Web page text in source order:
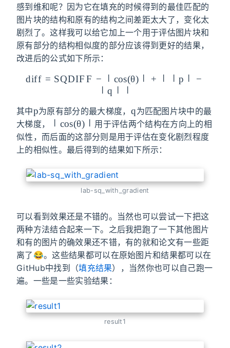
感到维和呢？因为它在填充的时候得到的最佳匹配的
图片块的结构和原有的结构之间差距太大了，变化太
剧烈了。这样我可以给它加上一个用于评估图片块和
原有部分的结构相似度的部分应该得到更好的结果，
改进后的公式如下所示：
diff=SQDIFF-
|cos(\theta)|+||p|-
diff = SQDIF F − ∣ cos(θ) ∣ + ∣ ∣p ∣
−
∣ q ∣ ∣
其中p
p为原有部分的最大梯度， q
q为匹配图片块中的最
大梯度，
|cos(\theta)|
∣ cos(θ) ∣ 用于评估两个结构在方向上的相
似性，而后面的这部分则是用于评估在变化剧烈程度
上的相似性。最后得到的结果如下所示：
lab-sq_with_gradient
可以看到效果还是不错的。当然也可以尝试一下把这
两种方法结合起来一下。之后我把跑了一下其他图片
和有的图片的确效果还不错，有的就和论文有一些距
离了😂。这些结果都可以在原始图片和结果都可以在
GitHub中找到（填充结果），当然你也可以自己跑一
遍。一些是一些实验结果：
result1